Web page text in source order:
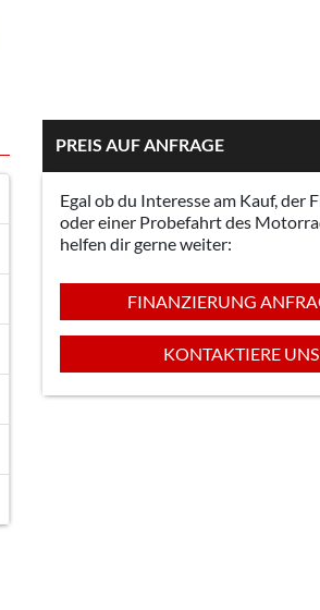
PREIS AUF ANFRAGE
Egal ob du Interesse am Kauf, der
oder einer Probefahrt des
helfen dir gerne weiter:
FINANZIERUNG
KONTAKTIERE UNS